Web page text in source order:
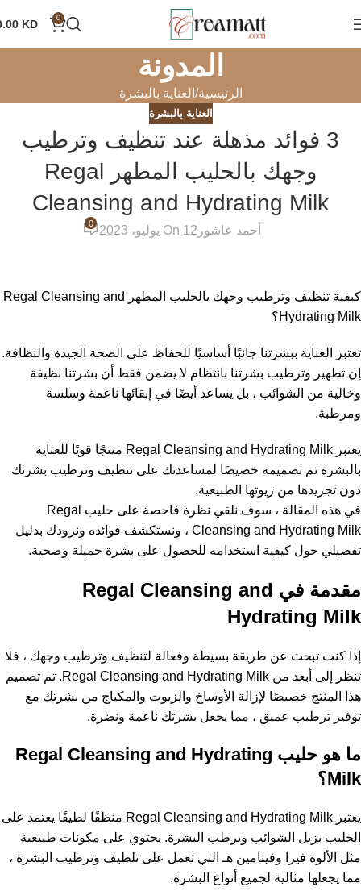
0
KD
المدونة
الرئيسية العناية بالبشرة
العناية بالبشرة
3 فوائد مذهلة عند تنظيف وترطيب
وجهك بالحليب المطهر Regal
Cleansing and Hydrating Milk
أحمد عاشور On 12 يوليو، 2023
0
كيفية تنظيف وترطيب وجهك بالحليب المطهر Regal Cleansing and
Hydrating Milk؟
تعتبر العناية ببشرتنا جانبًا أساسيًا للحفاظ على الصحة الجيدة والنظافة.
إن تطهير وترطيب بشرتنا بانتظام لا يضمن فقط أن بشرتنا نظيفة
وخالية من الشوائب ، بل يساعد أيضًا في إبقائها ناعمة وسلسة
ومرطبة.
يعتبر Regal Cleansing and Hydrating Milk منتجًا قويًا للعناية
بالبشرة تم تصميمه خصيصًا لمساعدتك على تنظيف وترطيب بشرتك
دون تجريدها من زيوتها الطبيعية.
في هذه المقالة ، سوف نلقي نظرة فاحصة على حليب Regal
Cleansing and Hydrating Milk ، ونستكشف فوائده ونزودك بدليل
تفصيلي حول كيفية استخدامه للحصول على بشرة جميلة وصحية.
مقدمة في Regal Cleansing and
Hydrating Milk
إذا كنت تبحث عن طريقة بسيطة وفعالة لتنظيف وترطيب وجهك ، فلا
تنظر إلى أبعد من Regal Cleansing and Hydrating Milk. تم تصميم
هذا المنتج خصيصًا لإزالة الأوساخ والزيوت والمكياج من بشرتك مع
توفير ترطيب عميق ، مما يجعل بشرتك ناعمة ونضرة.
ما هو حليب Regal Cleansing and Hydrating
Milk؟
يعتبر Regal Cleansing and Hydrating Milk منظفًا لطيفًا يعتمد على
الحليب يزيل الشوائب ويرطب البشرة. يحتوي على مكونات طبيعية
مثل الألوة فيرا وفيتامين هـ التي تعمل على تلطيف وترطيب البشرة ،
مما يجعلها مثالية لجميع أنواع البشرة.